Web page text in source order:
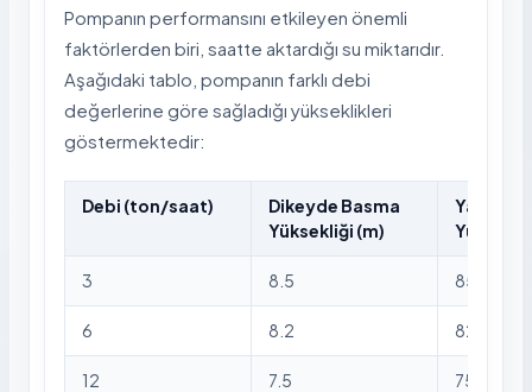
Pompanın performansını etkileyen önemli
faktörlerden biri, saatte aktardığı su miktarıdır.
Aşağıdaki tablo, pompanın farklı debi
değerlerine göre sağladığı yükseklikleri
göstermektedir:
Debi (ton/saat)
Dikeyde Basma
Yüksekliği (m)
Yatayda
3 8.5 85
6 8.2 82
12 7.5 75